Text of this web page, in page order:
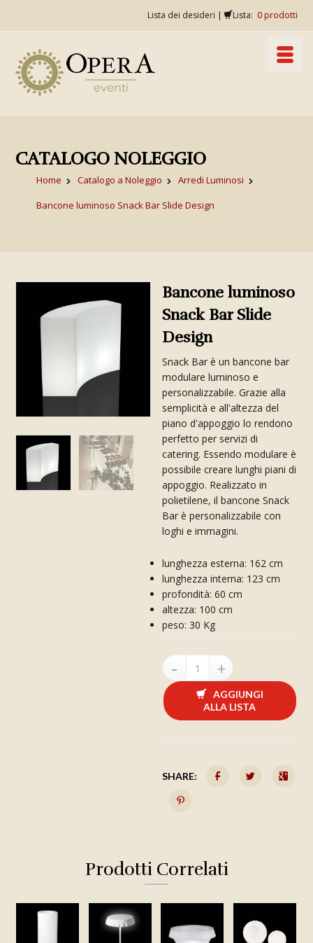
Lista dei desideri | Lista: 0prodotti
CATALOGO NOLEGGIO
Home Catalogo a Noleggio
Arredi Luminosi
Bancone luminoso Snack Bar Slide Design
Bancone luminoso
Snack Bar Slide
Design
Snack Bar è un bancone bar
modulare luminoso e
personalizzabile. Grazie alla
semplicità e all'altezza del
piano d'appoggio lo rendono
perfetto per servizi di
catering. Essendo modulare è
possibile creare lunghi piani di
appoggio. Realizzato in
polietilene, il bancone Snack
Bar è personalizzabile con
loghi e immagini.
lunghezza esterna: 162 cm
lunghezza interna: 123 cm
profondità: 60 cm
altezza: 100 cm
peso: 30 Kg
AGGIUNGI
ALLA LISTA
SHARE:
Prodotti Correlati